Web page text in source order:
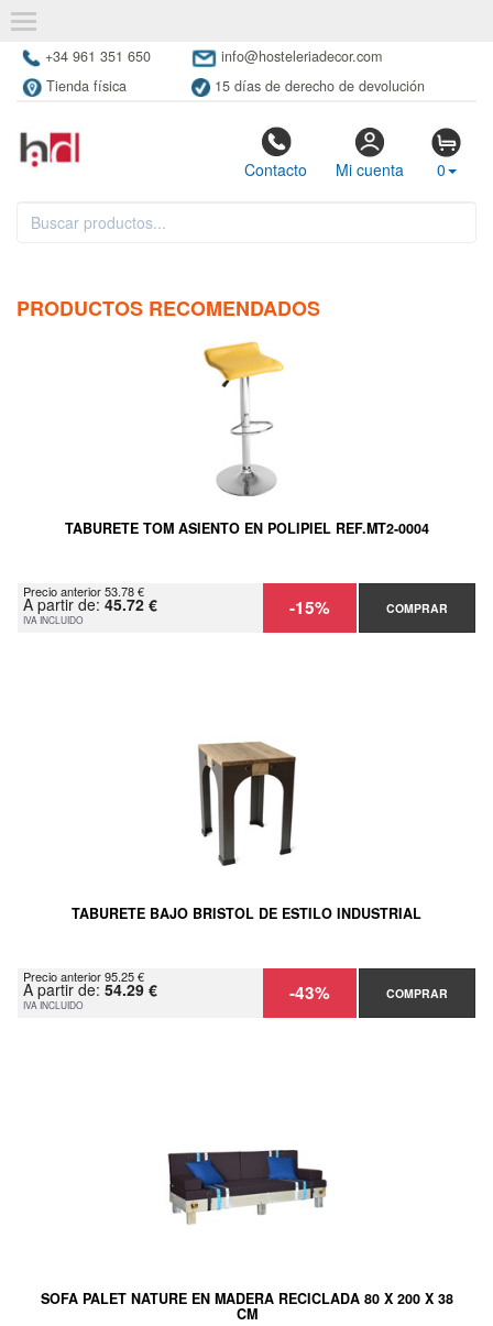
+34 961 351 650
info@hosteleriadecor.com
Tienda física
15 días de derecho de devolución
Contacto Mi cuenta 0
PRODUCTOS RECOMENDADOS
TABURETE TOM ASIENTO EN POLIPIEL REF.MT2-0004
Precio anterior 53.78 €
A partir de: 45.72 €
IVA INCLUIDO -15% COMPRAR
TABURETE BAJO BRISTOL DE ESTILO INDUSTRIAL
Precio anterior 95.25 €
A partir de: 54.29 €
IVA INCLUIDO -43% COMPRAR
SOFA PALET NATURE EN MADERA RECICLADA 80 X 200 X 38
CM